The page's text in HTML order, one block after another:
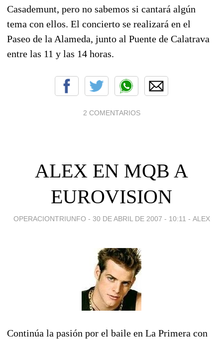
Casademunt, pero no sabemos si cantará algún
tema con ellos. El concierto se realizará en el
Paseo de la Alameda, junto al Puente de Calatrava
entre las 11 y las 14 horas.
2 COMENTARIOS
ALEX EN MQB A
EUROVISION
OPERACIONTRIUNFO - 30 DE ABRIL DE 2007 - 10:11 - ALEX
Continúa la pasión por el baile en La Primera con